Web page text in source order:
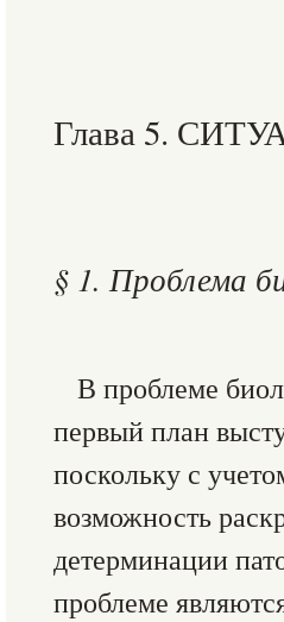
Глава 5.
§ 1. Проблема
В проблеме
первый план
поскольку с
возможность
детерминации
проблеме